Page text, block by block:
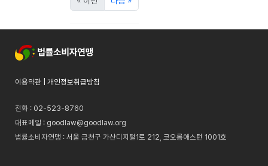
이용약관| 개인정보취급방침
전화 : 02-523-8760
대표메일 : goodlaw@goodlaw.org
법률소비자연맹 : 서울 금천구 가산디지털1로 212, 코오롱애스턴 1001호